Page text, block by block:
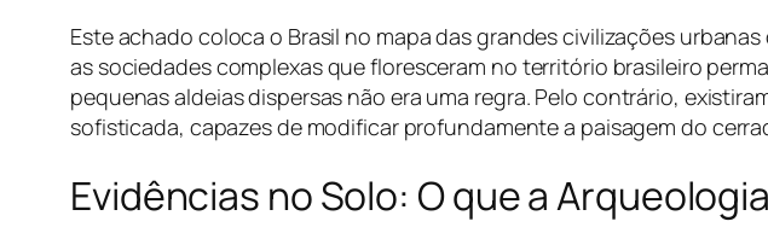
Este achado coloca o Brasil no mapa das grandes civilizações
as sociedades complexas que floresceram no território brasileiro
pequenas aldeias dispersas não era uma regra. Pelo contrário,
sofisticada, capazes de modificar profundamente a paisagem do
Evidências no Solo: O que a